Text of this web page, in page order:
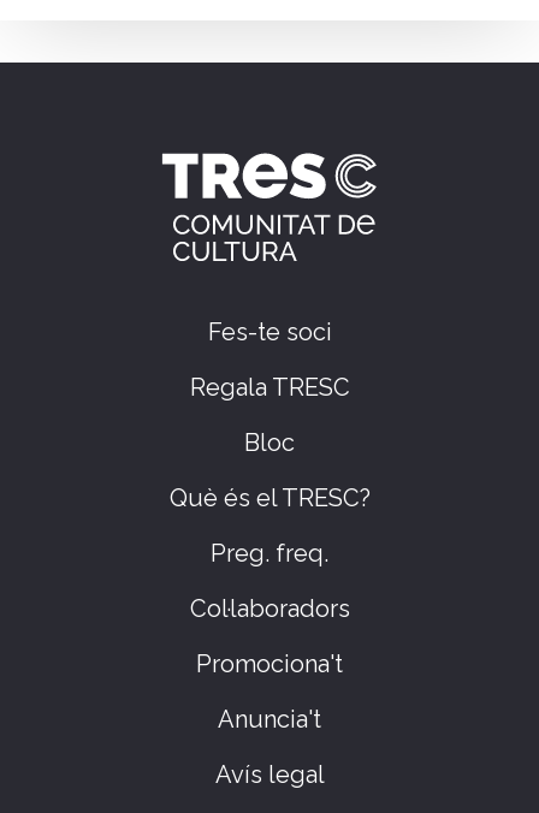
Fes-te soci
Regala TRESC
Bloc
Què és el TRESC?
Preg. freq.
Col·laboradors
Promociona't
Anuncia't
Avís legal